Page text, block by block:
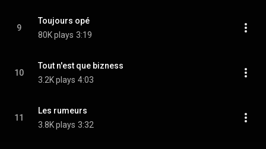
9
Toujours opé
80K plays 3:19
10
Tout n'est que bizness
3.2K plays 4:03
11
Les rumeurs
3.8K plays 3:32